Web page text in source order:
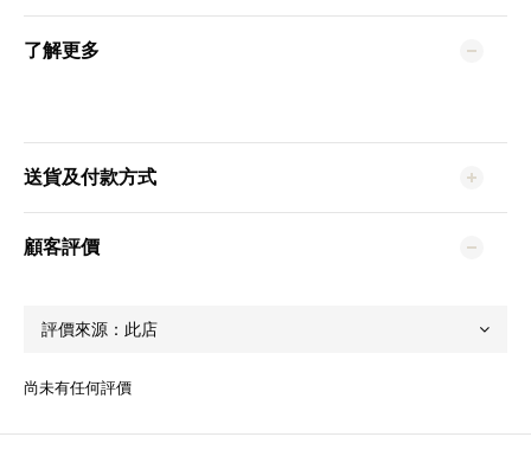
了解更多
送貨及付款方式
顧客評價
尚未有任何評價